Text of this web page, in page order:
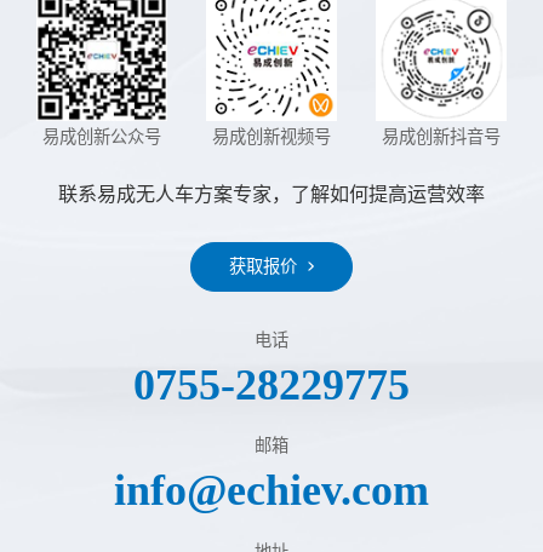
易成创新公众号 易成创新视频号 易成创新抖音号
联系易成无人车方案专家，了解如何提高运营效率
获取报价
电话
0755-28229775
邮箱
info@echiev.com